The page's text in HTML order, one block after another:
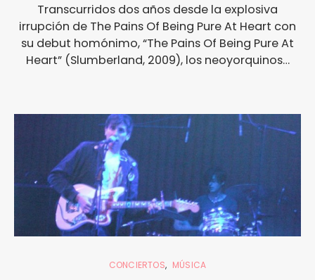
Transcurridos dos años desde la explosiva
irrupción de The Pains Of Being Pure At Heart con
su debut homónimo, “The Pains Of Being Pure At
Heart” (Slumberland, 2009), los neoyorquinos…
CONCIERTOS MÚSICA